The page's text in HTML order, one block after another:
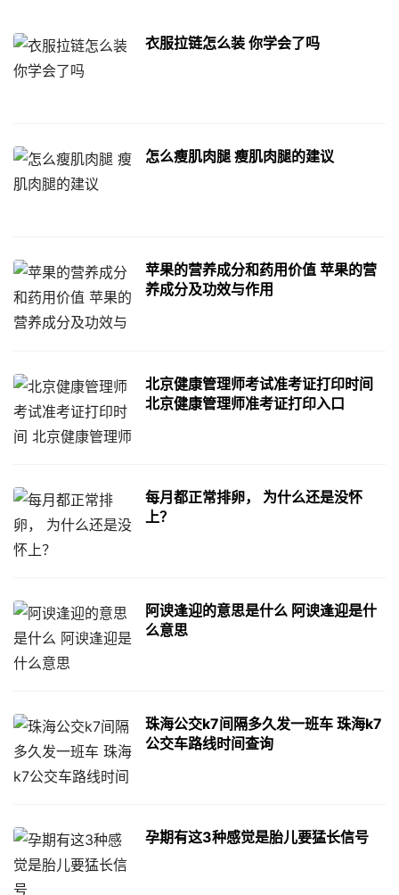
衣服拉链怎么装 你学会了吗
怎么瘦肌肉腿 瘦肌肉腿的建议
苹果的营养成分和药用价值 苹果的营
养成分及功效与作用
北京健康管理师考试准考证打印时间
北京健康管理师准考证打印入口
每月都正常排卵， 为什么还是没怀
上？
阿谀逢迎的意思是什么 阿谀逢迎是什
么意思
珠海公交k7间隔多久发一班车 珠海k7
公交车路线时间查询
孕期有这3种感觉是胎儿要猛长信号